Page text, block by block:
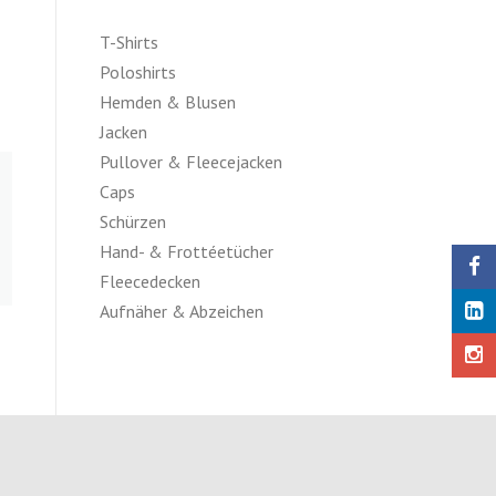
T-Shirts
Poloshirts
Hemden & Blusen
Jacken
Pullover & Fleecejacken
Caps
Schürzen
Hand- & Frottéetücher
Fleecedecken
Aufnäher & Abzeichen